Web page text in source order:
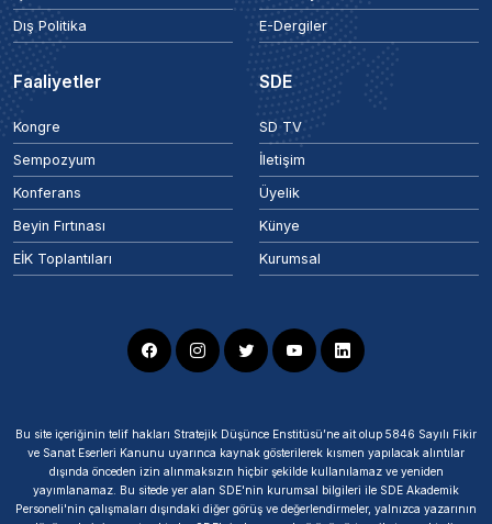
Dış Politika
E-Dergiler
Faaliyetler
Kongre
Sempozyum
Konferans
Beyin Fırtınası
EİK Toplantıları
SDE
SD TV
İletişim
Üyelik
Künye
Kurumsal
Bu site içeriğinin telif hakları Stratejik Düşünce Enstitüsü’ne ait olup 5846 Sayılı Fikir
ve Sanat Eserleri Kanunu uyarınca kaynak gösterilerek kısmen yapılacak alıntılar
dışında önceden izin alınmaksızın hiçbir şekilde kullanılamaz ve yeniden
yayımlanamaz. Bu sitede yer alan SDE'nin kurumsal bilgileri ile SDE Akademik
Personeli'nin çalışmaları dışındaki diğer görüş ve değerlendirmeler, yalnızca yazarının